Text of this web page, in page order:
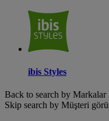
ibis Styles
Back to search by Markalar
Skip search by Müşteri